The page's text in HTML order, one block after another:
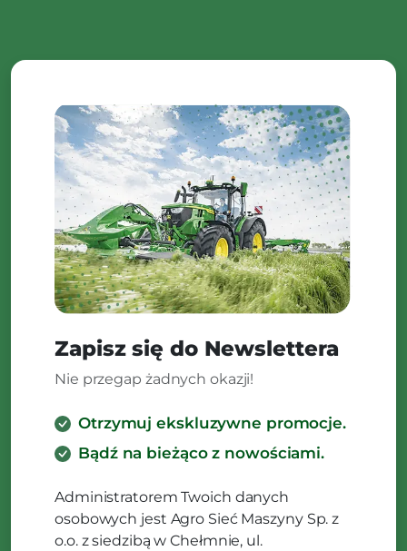
Zapisz się do Newslettera
Nie przegap żadnych okazji!
Otrzymuj ekskluzywne promocje.
Bądź na bieżąco z nowościami.
Administratorem Twoich danych
osobowych jest Agro Sieć Maszyny Sp. z
o.o. z siedzibą w Chełmnie, ul.